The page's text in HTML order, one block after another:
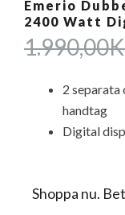
Emerio
2400 Watt
1.990,00
2
handtag
Digital
Shoppa nu.